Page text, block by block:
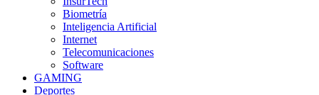
Biometría
Inteligencia Artificial
Internet
Telecomunicaciones
Software
GAMING
Deportes